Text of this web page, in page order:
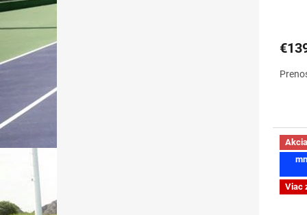
Akcia
Viac